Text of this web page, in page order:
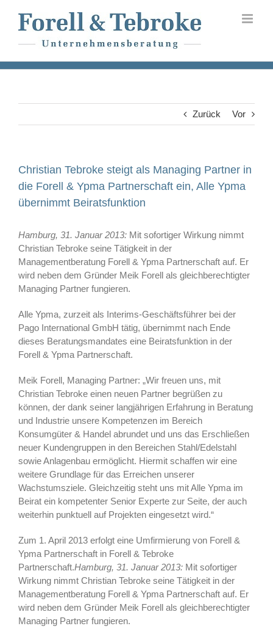
content
Zurück Vor
Christian Tebroke steigt als Managing Partner in
die Forell & Ypma Partnerschaft ein, Alle Ypma
übernimmt Beiratsfunktion
Hamburg, 31. Januar 2013: Mit sofortiger Wirkung nimmt
Christian Tebroke seine Tätigkeit in der
Managementberatung Forell & Ypma Partnerschaft auf. Er
wird neben dem Gründer Meik Forell als gleichberechtigter
Managing Partner fungieren.
Alle Ypma, zurzeit als Interims-Geschäftsführer bei der
Pago International GmbH tätig, übernimmt nach Ende
dieses Beratungsmandates eine Beiratsfunktion in der
Forell & Ypma Partnerschaft.
Meik Forell, Managing Partner: „Wir freuen uns, mit
Christian Tebroke einen neuen Partner begrüßen zu
können, der dank seiner langjährigen Erfahrung in Beratung
und Industrie unsere Kompetenzen im Bereich
Konsumgüter & Handel abrundet und uns das Erschließen
neuer Kundengruppen in den Bereichen Stahl/Edelstahl
sowie Anlagenbau ermöglicht. Hiermit schaffen wir eine
weitere Grundlage für das Erreichen unserer
Wachstumsziele. Gleichzeitig steht uns mit Alle Ypma im
Beirat ein kompetenter Senior Experte zur Seite, der auch
weiterhin punktuell auf Projekten eingesetzt wird.“
Zum 1. April 2013 erfolgt eine Umfirmierung von Forell &
Ypma Partnerschaft in Forell & Tebroke
Partnerschaft.Hamburg, 31. Januar 2013: Mit sofortiger
Wirkung nimmt Christian Tebroke seine Tätigkeit in der
Managementberatung Forell & Ypma Partnerschaft auf. Er
wird neben dem Gründer Meik Forell als gleichberechtigter
Managing Partner fungieren.